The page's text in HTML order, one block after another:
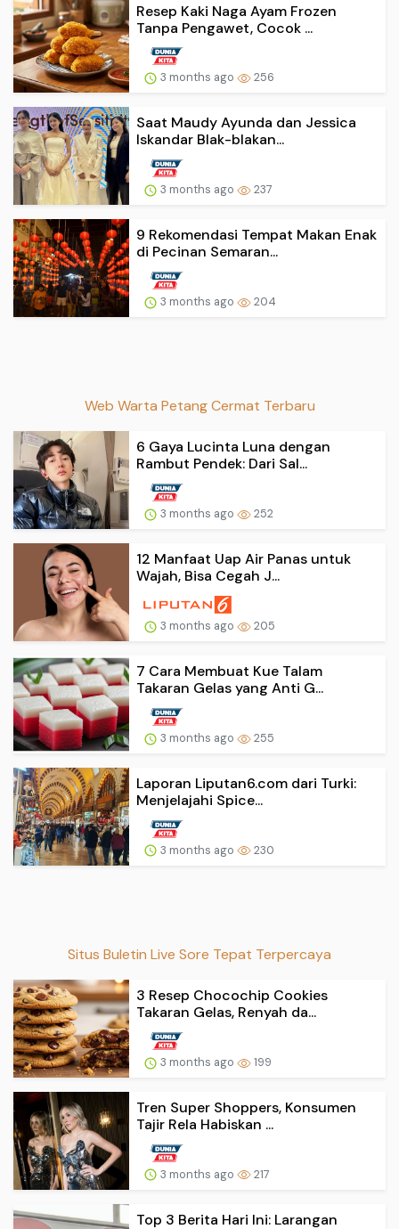
Resep Kaki Naga Ayam Frozen
Tanpa Pengawet, Cocok ...
3 months ago 256
Saat Maudy Ayunda dan Jessica
Iskandar Blak-blakan...
3 months ago 237
9 Rekomendasi Tempat Makan Enak
di Pecinan Semaran...
3 months ago 204
Web Warta Petang Cermat Terbaru
6 Gaya Lucinta Luna dengan
Rambut Pendek: Dari Sal...
3 months ago 252
12 Manfaat Uap Air Panas untuk
Wajah, Bisa Cegah J...
3 months ago 205
7 Cara Membuat Kue Talam
Takaran Gelas yang Anti G...
3 months ago 255
Laporan Liputan6.com dari Turki:
Menjelajahi Spice...
3 months ago 230
Situs Buletin Live Sore Tepat Terpercaya
3 Resep Chocochip Cookies
Takaran Gelas, Renyah da...
3 months ago 199
Tren Super Shoppers, Konsumen
Tajir Rela Habiskan ...
3 months ago 217
Top 3 Berita Hari Ini: Larangan